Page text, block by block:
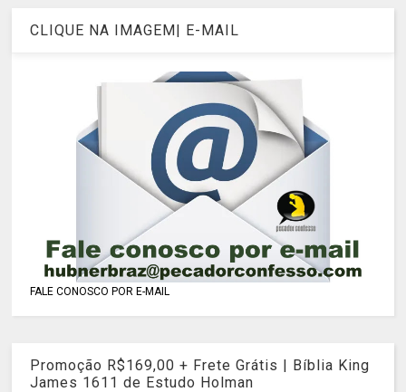
CLIQUE NA IMAGEM| E-MAIL
FALE CONOSCO POR E-MAIL
Promoção R$169,00 + Frete Grátis | Bíblia King
James 1611 de Estudo Holman